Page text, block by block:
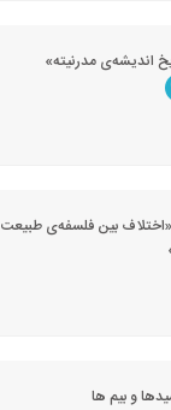
اندیشه‌ی مدرنیته»
«اختلاف بین فلسفه‌ی طبیعت
و بیم ها